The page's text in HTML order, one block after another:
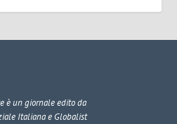
è un giornale edito da
Italiana e Globalist